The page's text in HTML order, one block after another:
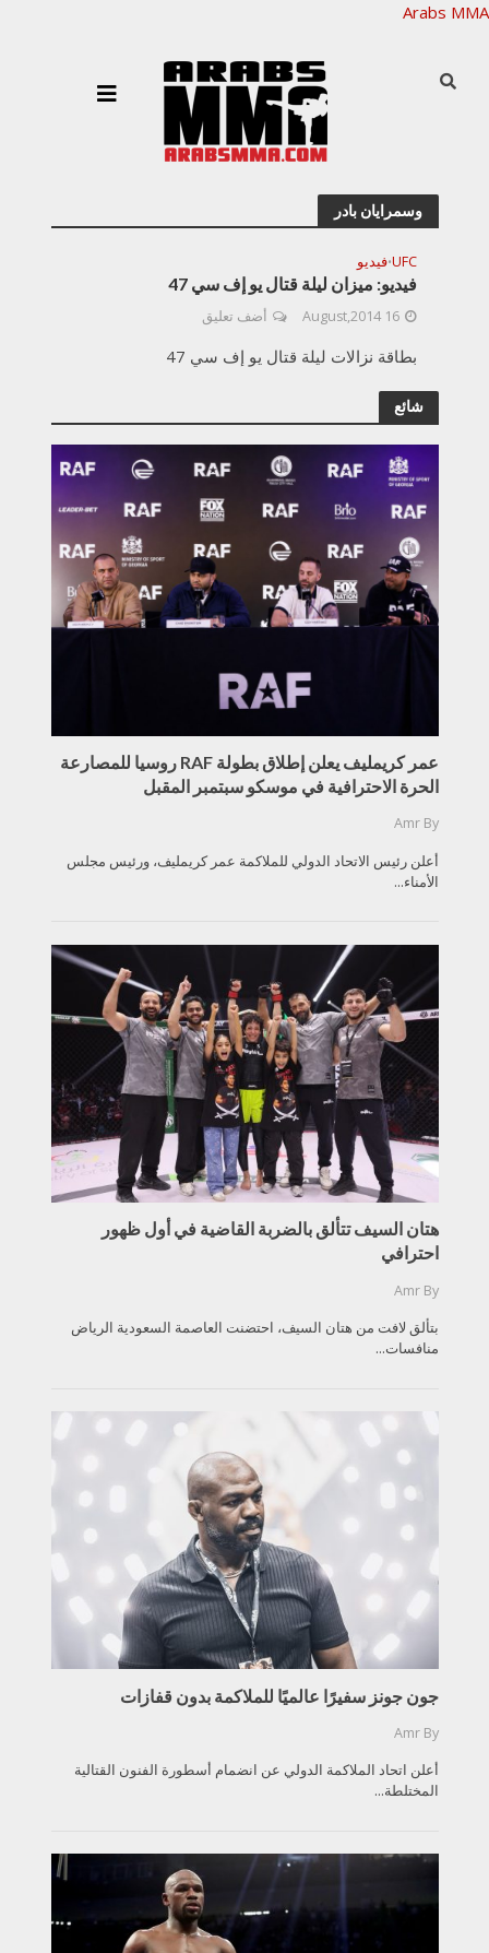
Arabs MMA
وسمرايان بادر
UFC
•فيديو
فيديو: ميزان ليلة قتال يو إف سي 47
16 August,2014 أضف تعليق
بطاقة نزالات ليلة قتال يو إف سي 47
شائع
عمر كريمليف يعلن إطلاق بطولة RAF روسيا للمصارعة
الحرة الاحترافية في موسكو سبتمبر المقبل
By
Amr
أعلن رئيس الاتحاد الدولي للملاكمة عمر كريمليف، ورئيس مجلس
الأمناء...
هتان السيف تتألق بالضربة القاضية في أول ظهور
احترافي
By
Amr
بتألق لافت من هتان السيف، احتضنت العاصمة السعودية الرياض
منافسات...
جون جونز سفيرًا عالميًا للملاكمة بدون قفازات
By
Amr
أعلن اتحاد الملاكمة الدولي عن انضمام أسطورة الفنون القتالية
المختلطة...